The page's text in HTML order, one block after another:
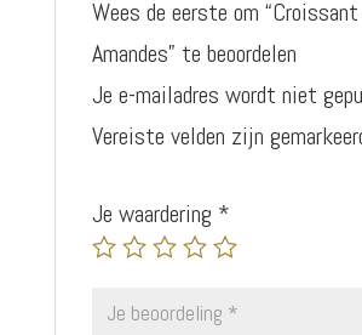
Wees de eerste om
Amandes” te beoordelen
Je e-mailadres wordt niet
Vereiste velden zijn
Je waardering *